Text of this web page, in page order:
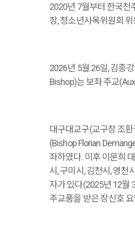
2020년 7월부터 한국천
장, 청소년사목위원회
2026년 5월 26일, 김종
Bishop)는 보좌 주교
대구대교구(교구장 조
(Bishop Florian
좌하였다. 이후 이문희
시, 구미시, 김천시, 영천
자가 있다(2025년 12월
주교품을 받은 장신호